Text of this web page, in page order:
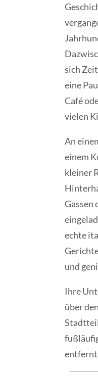
sich
eine
Café
vielen
An
einem
kleiner
Gassen
echte
und
Ihre
über